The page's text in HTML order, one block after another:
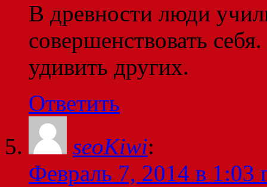
В древности люди
совершенствовать
удивить других.
Ответить
seoKiwi:
Февраль 7, 2014 в 1:03